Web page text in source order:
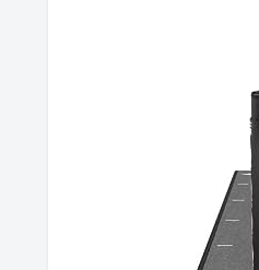
専用
練習効果
距離